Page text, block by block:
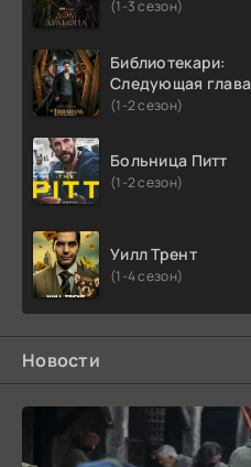
(1-3 сезон)
Библиотекари:
Следующая глава
(1-2 сезон)
Больница Питт
(1-2 сезон)
Уилл Трент
(1-4 сезон)
Новости